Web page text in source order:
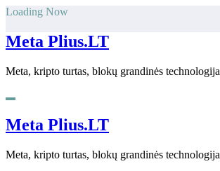
Skip
content
Loading Now
Meta Plius.LT
Meta, kripto turtas, blokų grandinės technologija
Meta Plius.LT
Meta, kripto turtas, blokų grandinės technologija